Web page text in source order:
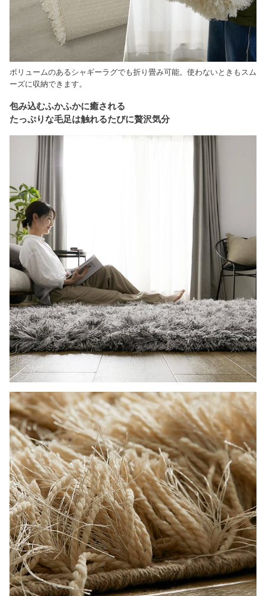
ボリュームのあるシャギーラグでも折り畳み可能。使わないときもスム
ーズに収納できます。
包み込むふかふかに癒される
たっぷりな毛足は触れるたびに贅沢気分